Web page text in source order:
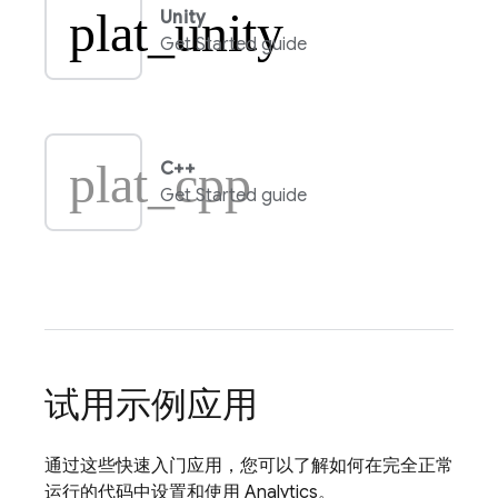
plat_unity
Unity
Get Started guide
plat_cpp
C++
Get Started guide
试用示例应用
通过这些快速入门应用，您可以了解如何在完全正常
运行的代码中设置和使用 Analytics。